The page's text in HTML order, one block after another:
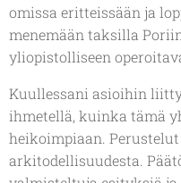
omissa eritteissään ja
menemään taksilla
yliopistolliseen
Kuullessani asioihin
ihmetellä, kuinka tämä
heikoimpiaan.
arkitodellisuudesta.